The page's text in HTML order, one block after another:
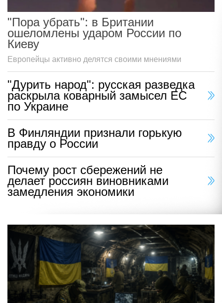
"Пора убрать": в Британии
ошеломлены ударом России по
Киеву
Европейцы активно делятся своими мнениями
"Дурить народ": русская разведка
раскрыла коварный замысел ЕС
по Украине
В Финляндии признали горькую
правду о России
Почему рост сбережений не
делает россиян виновниками
замедления экономики